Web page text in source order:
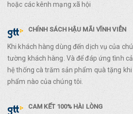
hoặc các kênh mạng xã hội
CHÍNH SÁCH HẬU MÃI VĨNH VIỄN
Khi khách hàng dùng đến dịch vụ của
tường khách hàng. Và để đáp ứng tình
hệ thống cà trăm sản phẩm quà tặng
phẩm nào của chúng tôi.
CAM KẾT 100% HÀI LÒNG